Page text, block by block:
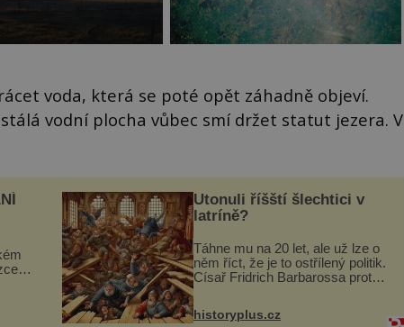
voda, která se poté opět záhadně objeví.
vodní plocha vůbec smí držet statut jezera. V
Utonuli říšští šlechtici v
latríně?
Táhne mu na 20 let, ale už lze o
něm říct, že je to ostřílený politik.
Císař Fridrich Barbarossa proto
stal prostředníkem při řešení
historyplus.cz